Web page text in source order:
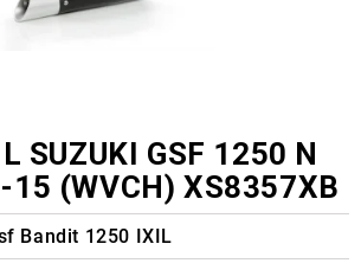
SUZUKI GSF 1250 N
15 (WVCH) XS8357XB
Bandit 1250 IXIL